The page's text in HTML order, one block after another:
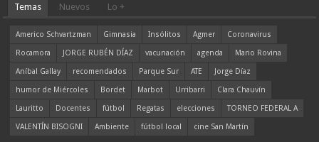
Temas Nuevos Lo +
Americo Schvartzman Gimnasia Insólitos Agmer
Coronavirus
Rocamora
JORGE RUBÉN DÍAZ vacunación agenda
Mario Rovina
Aníbal Gallay
recomendados Parque Sur ATE
Jorge Díaz
humor de Miércoles
Bordet Marbot Urribarri
Clara Chauvín
Lauritto
Docentes fútbol Regatas elecciones
TORNEO FEDERAL A
VALENTÍN BISOGNI
Ambiente fútbol local cine San Martín